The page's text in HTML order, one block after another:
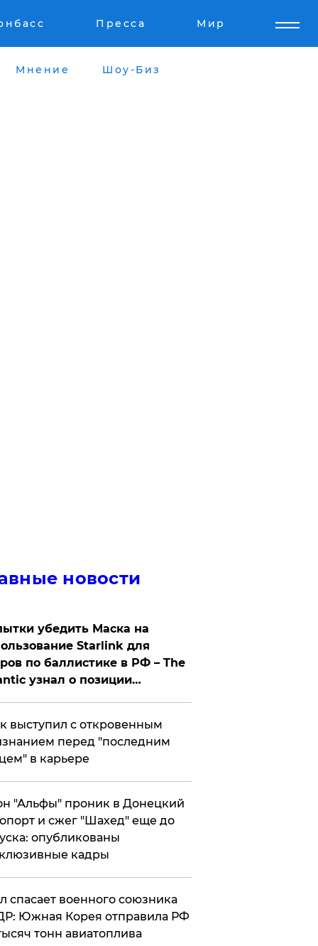
Пресса Мир
Мнение Шоу-Биз
новости
убедить Маска на
Starlink для
по баллистике в РФ – The
узнал о позиции
выступил с откровенным
перед "последним
в карьере
"Альфы" проник в Донецкий
и сжег "Шахед" еще до
опубликованы
кадры
спасает военного союзника
Южная Корея отправила РФ
тонн авиатоплива